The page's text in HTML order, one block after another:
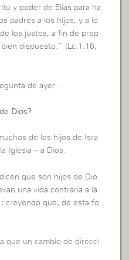
y poder de Elías para ha
padres a los hijos, y a lo
los justos, a fin de prep
dispuesto.” (Lc.1:16,
de ayer…
Dios?
de los hijos de Isra
Iglesia – a Dios.
que son hijos de Dio
una vida contraria a la
creyendo que, de esta fo
que un cambio de direcci